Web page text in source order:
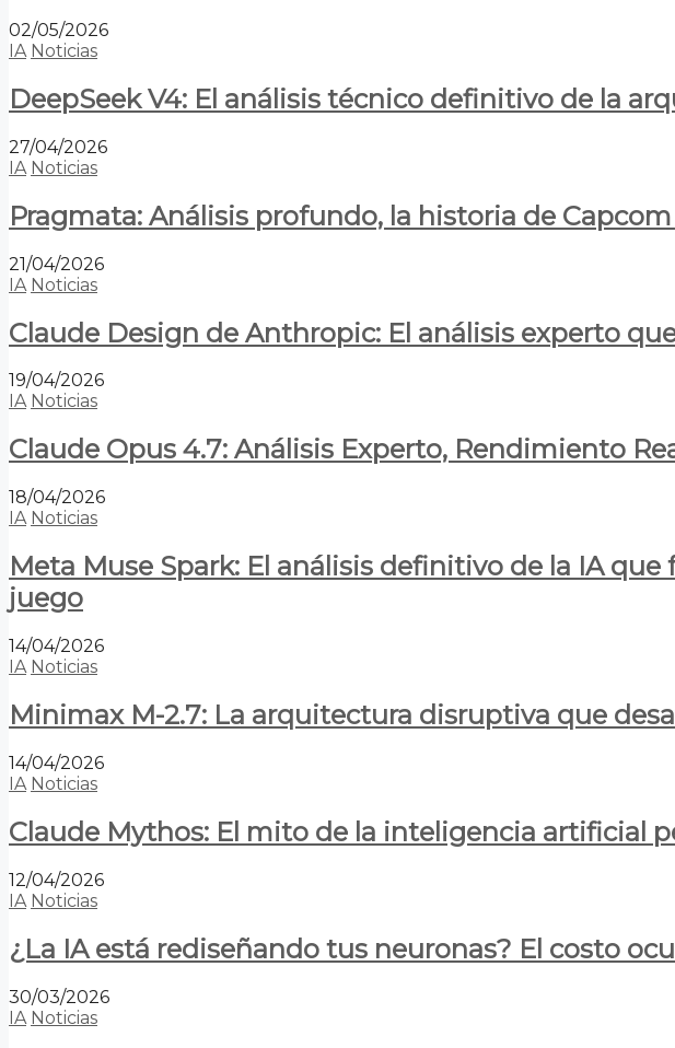
02/05/2026
IA Noticias
DeepSeek V4: El análisis técnico definitivo de la
27/04/2026
IA Noticias
Pragmata: Análisis profundo, la historia de
21/04/2026
IA Noticias
Claude Design de Anthropic: El análisis experto
19/04/2026
IA Noticias
Claude Opus 4.7: Análisis Experto, Rendimiento
18/04/2026
IA Noticias
Meta Muse Spark: El análisis definitivo de la IA
juego
14/04/2026
IA Noticias
Minimax M-2.7: La arquitectura disruptiva que
14/04/2026
IA Noticias
Claude Mythos: El mito de la inteligencia artificial
12/04/2026
IA Noticias
¿La IA está rediseñando tus neuronas? El costo
30/03/2026
IA Noticias